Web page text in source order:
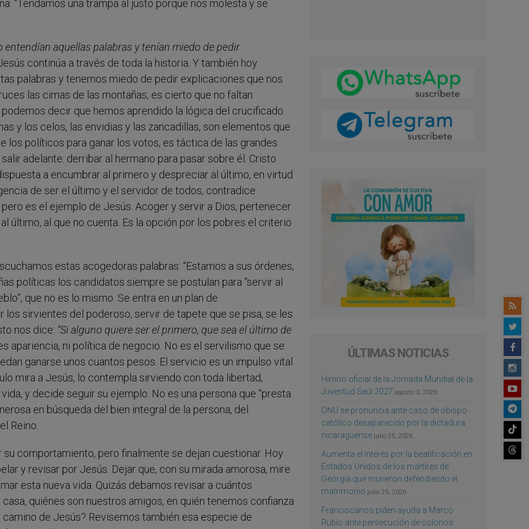
“Tendamos una trampa al justo porque nos molesta y se
entendían aquellas palabras y tenían miedo de pedir
continúa a través de toda la historia. Y también hoy
palabras y tenemos miedo de pedir explicaciones que nos
las cimas de las montañas, es cierto que no faltan
decir que hemos aprendido la lógica del crucificado.
y los celos, las envidias y las zancadillas, son elementos que
los políticos para ganar los votos, es táctica de las grandes
adelante: derribar al hermano para pasar sobre él. Cristo
a encumbrar al primero y despreciar al último, en virtud
de ser el último y el servidor de todos, contradice
es el ejemplo de Jesús. Acoger y servir a Dios, pertenecer
último, al que no cuenta. Es la opción por los pobres el criterio
estas acogedoras palabras: “Estamos a sus órdenes,
políticas los candidatos siempre se postulan para “servir al
que no es lo mismo. Se entra en un plan de
sirvientes del poderoso, servir de tapete que se pisa, se les
nos dice: “Si alguno quiere ser el primero, que sea el último de
apariencia, ni política de negocio. No es el servilismo que se
ganarse unos cuantos pesos. El servicio es un impulso vital
mira a Jesús, lo contempla sirviendo con toda libertad,
y decide seguir su ejemplo. No es una persona que “presta
en búsqueda del bien integral de la persona, del
Reino.
comportamiento, pero finalmente se dejan cuestionar. Hoy
y revisar por Jesús. Dejar que, con su mirada amorosa, mire
esta nueva vida. Quizás debamos revisar a cuántos
quiénes son nuestros amigos, en quién tenemos confianza
de Jesús? Revisemos también esa especie de
ÚLTIMAS NOTICIAS
Himno oficial de la Jornada Mundial de la
Juventud Seúl 2027 agosto 3, 2026
ONU se pronuncia ante caso de obispo
católico desaparecido por la dictadura
nicaragüense julio 25, 2026
Aumenta el interés por la beatificación en
Estados Unidos de los mártires de
Georgia que murieron defendiendo el
matrimonio julio 25, 2026
Franciscanos piden ayuda a Marco
Rubio ante persecución de colonos